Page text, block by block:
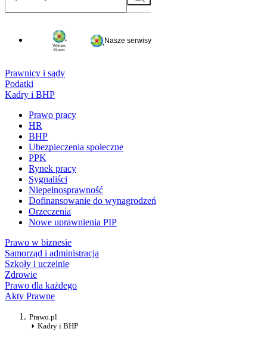
Nasze serwisy
Prawnicy i sądy
Podatki
Kadry i BHP
Prawo pracy
HR
BHP
Ubezpieczenia społeczne
PPK
Rynek pracy
Sygnaliści
Niepełnosprawność
Dofinansowanie do wynagrodzeń
Orzeczenia
Nowe uprawnienia PIP
Prawo w biznesie
Samorząd i administracja
Szkoły i uczelnie
Zdrowie
Prawo dla każdego
Akty Prawne
Prawo.pl
Kadry i BHP